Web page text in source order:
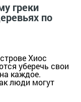
греки
по
Хиос
уберечь свои
каждое.
люди могут